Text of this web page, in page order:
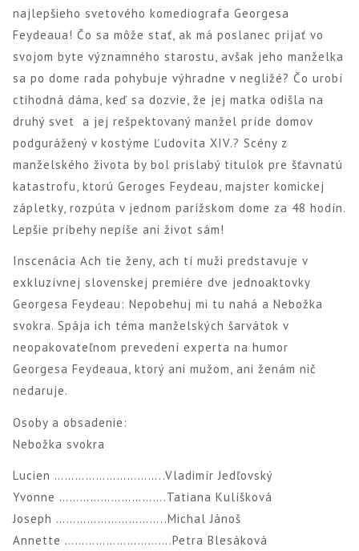
najlepšieho svetového komediografa Georgesa
Feydeaua! Čo sa môže stať, ak má poslanec prijať vo
svojom byte významného starostu, avšak jeho manželka
sa po dome rada pohybuje výhradne v negližé? Čo urobí
ctihodná dáma, keď sa dozvie, že jej matka odišla na
druhý svet a jej rešpektovaný manžel príde domov
podgurážený v kostýme Ľudovíta XIV.? Scény z
manželského života by bol prislabý titulok pre šťavnatú
katastrofu, ktorú Geroges Feydeau, majster komickej
zápletky, rozpúta v jednom parížskom dome za 48 hodín.
Lepšie príbehy nepíše ani život sám!
Inscenácia Ach tie ženy, ach tí muži predstavuje v
exkluzívnej slovenskej premiére dve jednoaktovky
Georgesa Feydeau: Nepobehuj mi tu nahá a Nebožka
svokra. Spája ich téma manželských šarvátok v
neopakovateľnom prevedení experta na humor
Georgesa Feydeaua, ktorý ani mužom, ani ženám nič
nedaruje.
Osoby a obsadenie:
Nebožka svokra
Lucien …………………………..Vladimír Jedľovský
Yvonne ………………………….Tatiana Kulíšková
Joseph …………………………..Michal Jánoš
Annette ………………………….Petra Blesáková